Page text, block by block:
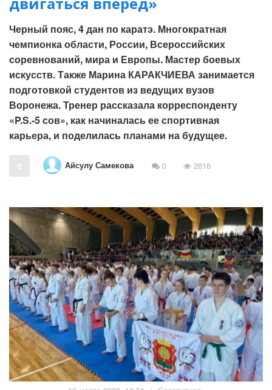
Черный пояс, 4 дан по каратэ. Многократная
чемпионка области, России, Всероссийских
соревнований, мира и Европы. Мастер боевых
искусств. Также Марина КАРАКЧИЕВА занимается
подготовкой студентов из ведущих вузов
Воронежа. Тренер рассказала корреспонденту
«P.S.-5 сов», как начиналась ее спортивная
карьера, и поделилась планами на будущее.
0 Айсулу Самекова 0 2616